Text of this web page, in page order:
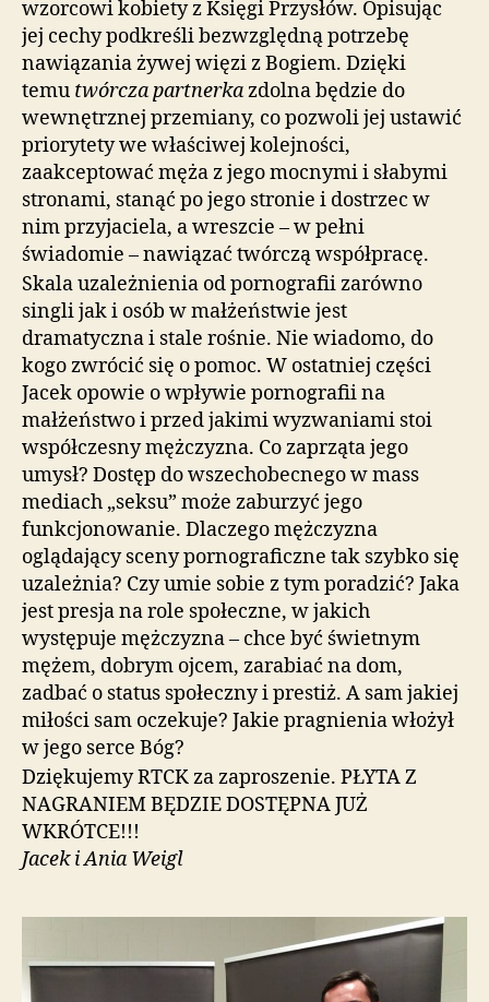
wzorcowi kobiety z Księgi Przysłów. Opisując
jej cechy podkreśli bezwzględną potrzebę
nawiązania żywej więzi z Bogiem. Dzięki
temu twórcza partnerkazdolna będzie do
wewnętrznej przemiany, co pozwoli jej ustawić
priorytety we właściwej kolejności,
zaakceptować męża z jego mocnymi i słabymi
stronami, stanąć po jego stronie i dostrzec w
nim przyjaciela, a wreszcie – w pełni
świadomie – nawiązać twórczą współpracę.
Skala uzależnienia od pornografii zarówno
singli jak i osób w małżeństwie jest
dramatyczna i stale rośnie. Nie wiadomo, do
kogo zwrócić się o pomoc. W ostatniej części
Jacek opowie o wpływie pornografii na
małżeństwo i przed jakimi wyzwaniami stoi
współczesny mężczyzna. Co zaprząta jego
umysł? Dostęp do wszechobecnego w mass
mediach „seksu” może zaburzyć jego
funkcjonowanie. Dlaczego mężczyzna
oglądający sceny pornograficzne tak szybko się
uzależnia? Czy umie sobie z tym poradzić? Jaka
jest presja na role społeczne, w jakich
występuje mężczyzna – chce być świetnym
mężem, dobrym ojcem, zarabiać na dom,
zadbać o status społeczny i prestiż. A sam jakiej
miłości sam oczekuje? Jakie pragnienia włożył
w jego serce Bóg?
Dziękujemy RTCK za zaproszenie. PŁYTA Z
NAGRANIEM BĘDZIE DOSTĘPNA JUŻ
WKRÓTCE!!!
Jacek i Ania Weigl